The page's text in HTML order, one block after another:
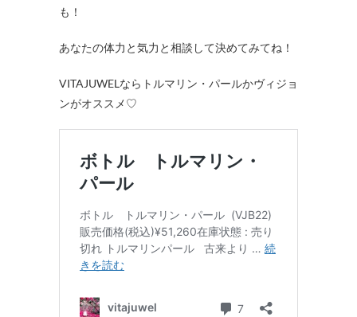
も！
あなたの体力と気力と相談して決めてみてね！
VITAJUWELならトルマリン・パールかヴィジョ
ンがオススメ♡